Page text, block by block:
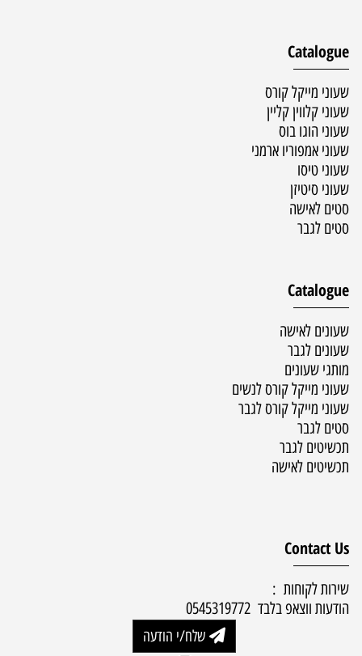
Catalogue
שעוני מייקל קורס
שעוני קלווין קליין
שעוני הוגו בוס
שעוני אמפוריו ארמני
שעוני טיסו
שעוני סיטיזן
סטים לאישה
סטים לגבר
Catalogue
שעונים לאישה
שעונים לגבר
מותגי שעונים
שעוני מייקל קורס לנשים
שעוני מייקל קורס לגבר
סטים לגבר
תכשיטים לגבר
תכשיטים לאישה
Contact Us
שירות לקוחות :
הודעות ווצאפ בלבד 0545319772
שלח/י הודעה